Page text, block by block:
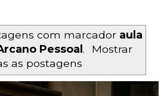
com marcador aula
Pessoal .
Mostrar
as postagens